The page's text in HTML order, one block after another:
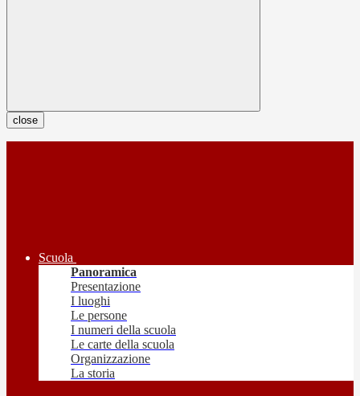
close
Scuola
Panoramica
Presentazione
I luoghi
Le persone
I numeri della scuola
Le carte della scuola
Organizzazione
La storia